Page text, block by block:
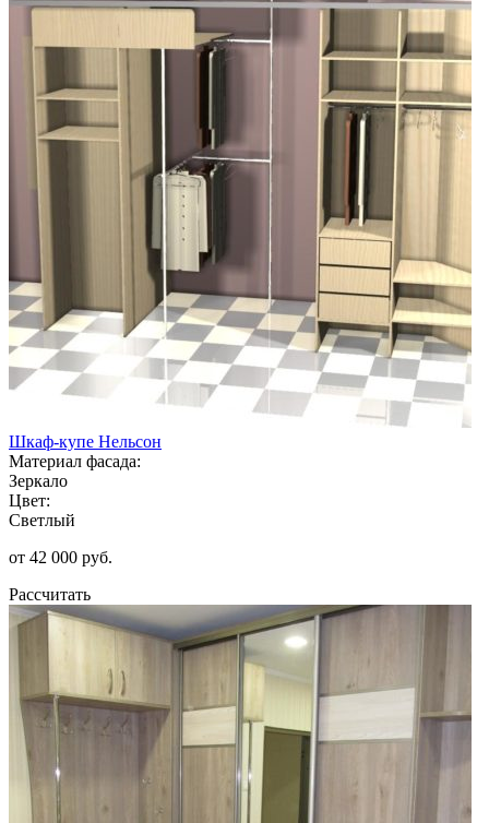
Шкаф-купе Нельсон
Материал фасада:
Зеркало
Цвет:
Светлый
от 42 000 руб.
Рассчитать